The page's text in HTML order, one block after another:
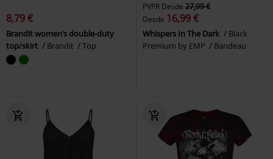
8,79 €
Brandit women’s double-duty
top/skirt
Brandit Top
PVPR Desde 27,99 €
Desde 16,99 €
Whispers In The Dark
Black
Premium by EMP
Bandeau